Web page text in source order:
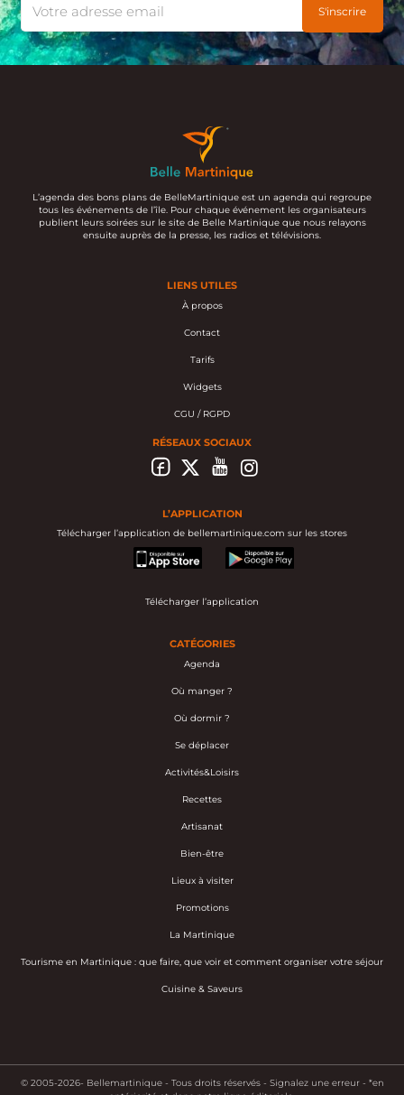
L’agenda des bons plans de BelleMartinique est un agenda qui regroupe
tous les événements de l’île. Pour chaque événement les organisateurs
publient leurs soirées sur le site de Belle Martinique que nous relayons
ensuite auprès de la presse, les radios et télévisions.
LIENS UTILES
À propos
Contact
Tarifs
Widgets
CGU / RGPD
RÉSEAUX SOCIAUX
L’APPLICATION
Télécharger l’application de bellemartinique.com sur les stores
appstore
googleplay
Télécharger l’application
CATÉGORIES
Agenda
Où manger ?
Où dormir ?
Se déplacer
Activités&Loisirs
Recettes
Artisanat
Bien-être
Lieux à visiter
Promotions
La Martinique
Tourisme en Martinique : que faire, que voir et comment organiser votre séjour
Cuisine & Saveurs
© 2005-2026- Bellemartinique - Tous droits réservés - Signalez une erreur - *en